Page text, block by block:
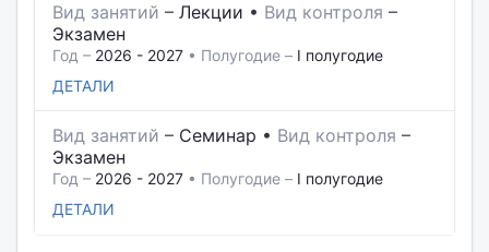
Вид занятий – Лекции • Вид контроля –
Экзамен
Год – 2026 - 2027 • Полугодие – I полугодие
ДЕТАЛИ
Вид занятий – Семинар • Вид контроля –
Экзамен
Год – 2026 - 2027 • Полугодие – I полугодие
ДЕТАЛИ